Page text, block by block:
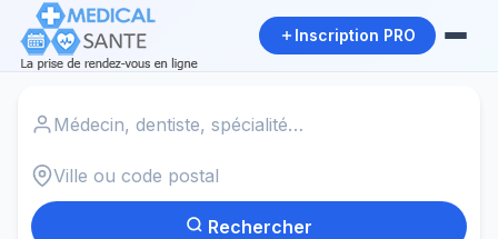
Inscription PRO
Rechercher